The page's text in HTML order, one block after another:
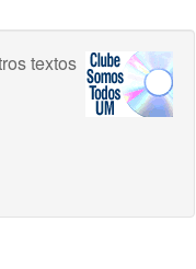
textos